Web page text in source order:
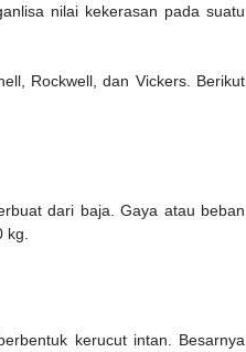
nilai kekerasan pada suatu
Rockwell, dan Vickers. Berikut
dari baja. Gaya atau beban
kerucut intan. Besarnya